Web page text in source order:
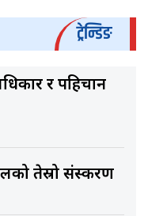
ट्रेन्डिङ
र पहिचान
तेस्रो संस्करण